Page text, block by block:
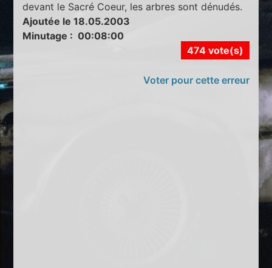
devant le Sacré Coeur, les arbres sont dénudés.
Ajoutée le 18.05.2003
Minutage : 00:08:00
474 vote(s)
Voter pour cette erreur